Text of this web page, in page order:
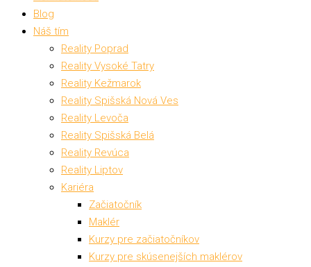
Blog
Náš tím
Reality Poprad
Reality Vysoké Tatry
Reality Kežmarok
Reality Spišská Nová Ves
Reality Levoča
Reality Spišská Belá
Reality Revúca
Reality Liptov
Kariéra
Začiatočník
Maklér
Kurzy pre začiatočníkov
Kurzy pre skúsenejších maklérov